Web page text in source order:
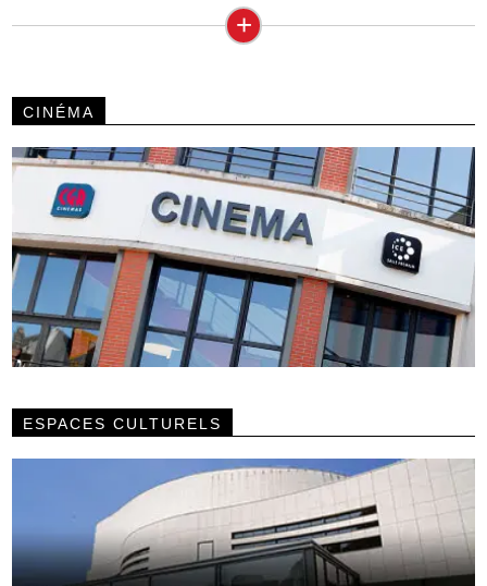
+
CINÉMA
ESPACES CULTURELS